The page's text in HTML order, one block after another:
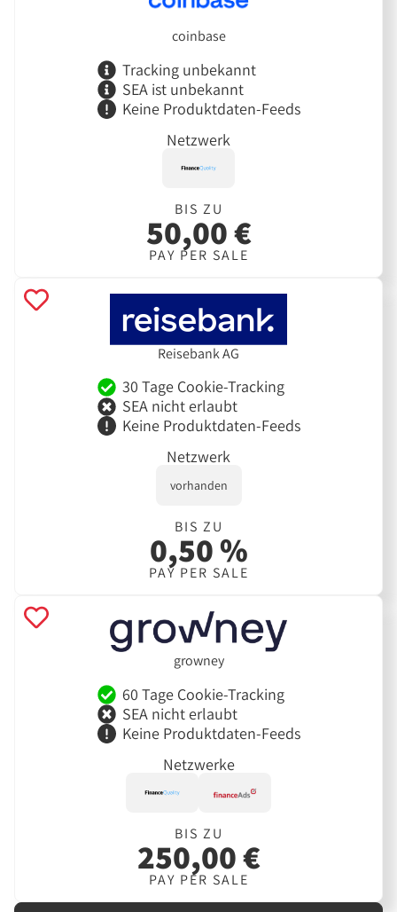
coinbase
Tracking unbekannt
SEA ist unbekannt
Keine Produktdaten-Feeds
Netzwerk
BIS ZU
50,00 €
PAY PER SALE
Reisebank AG
30 Tage Cookie-Tracking
SEA nicht erlaubt
Keine Produktdaten-Feeds
Netzwerk
vorhanden
BIS ZU
0,50 %
PAY PER SALE
growney
60 Tage Cookie-Tracking
SEA nicht erlaubt
Keine Produktdaten-Feeds
Netzwerke
BIS ZU
250,00 €
PAY PER SALE